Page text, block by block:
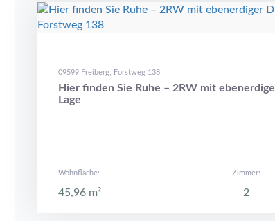
09599 Freiberg, Forstweg 138
Hier finden Sie Ruhe – 2RW mit
Lage
Wohnfläche:
45,96 m²
Zimmer:
2